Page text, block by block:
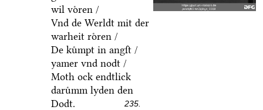
wil voͤren /
Vnd de Werldt mit der
warheit roͤren /
De kuͤmpt in angſt /
yamer vnd nodt /
Moth ock endtlick
daruͤmm lyden den
Dodt.
235.